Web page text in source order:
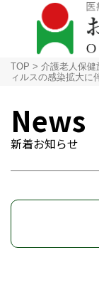
TOP > 介護老人保健
ィルスの感染拡大に
News
新着お知らせ